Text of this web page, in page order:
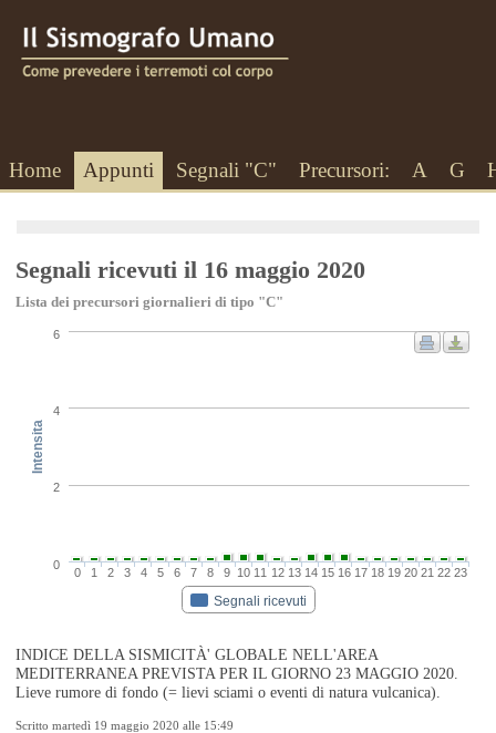
Home Appunti Segnali "C" Precursori: A G
Segnali ricevuti il 16 maggio 2020
Lista dei precursori giornalieri di tipo "C"
Intensita
Segnali ricevuti
0 1 2 3 4 5 6 7 8 9 10 11 12 13 14 15 16 17 18 19 20 21 22 23
0
2
4
6
INDICE DELLA SISMICITÀ' GLOBALE NELL'AREA
MEDITERRANEA PREVISTA PER IL GIORNO 23 MAGGIO 2020.
Lieve rumore di fondo (= lievi sciami o eventi di natura vulcanica).
Scritto martedì 19 maggio 2020 alle 15:49